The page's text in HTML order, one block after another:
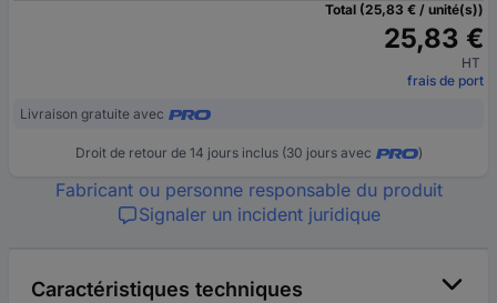
Total (25,83 € / unité(s))
25,83 €
HT
frais de port
Livraison gratuite avec
Droit de retour de 14 jours inclus (30 jours avec )
Fabricant ou personne responsable du produit
Signaler un incident juridique
Caractéristiques techniques